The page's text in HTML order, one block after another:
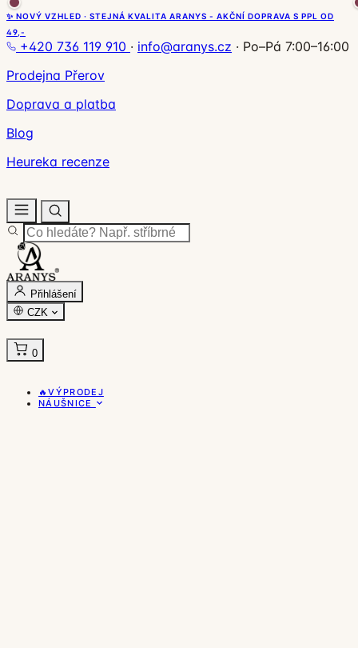
✨ NOVÝ VZHLED · STEJNÁ KVALITA ARANYS - AKČNÍ DOPRAVA S PPL OD
49,-
+420 736 119 910 · info@aranys.cz · Po–Pá 7:00–16:00
Prodejna Přerov
Doprava a platba
Blog
Heureka recenze
Přihlášení
CZK
0
🔥VÝPRODEJ
NÁUŠNICE